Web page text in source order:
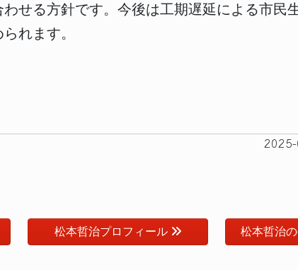
せる方針です。今後は工期遅延による市民
れます。
松本哲治プロフィール 松本哲治